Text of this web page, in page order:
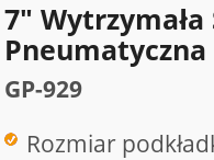
7"
GP-929
Rozmiar